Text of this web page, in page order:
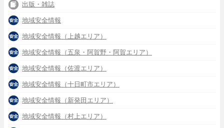
出版・雑誌
地域安全情報
地域安全情報（上越エリア）
地域安全情報（五泉・阿賀野・阿賀エリア）
地域安全情報（佐渡エリア）
地域安全情報（十日町市エリア）
地域安全情報（新発田エリア）
地域安全情報（村上エリア）